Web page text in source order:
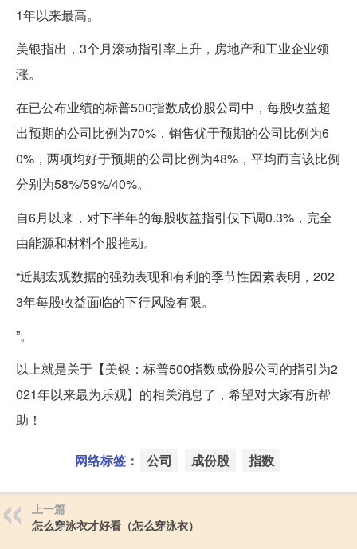
1年以来最高。
美银指出，3个月滚动指引率上升，房地产和工业企业领
涨。
在已公布业绩的标普500指数成份股公司中，每股收益超
出预期的公司比例为70%，销售优于预期的公司比例为6
0%，两项均好于预期的公司比例为48%，平均而言该比例
分别为58%/59%/40%。
自6月以来，对下半年的每股收益指引仅下调0.3%，完全
由能源和材料个股推动。
“近期宏观数据的强劲表现和有利的季节性因素表明，202
3年每股收益面临的下行风险有限。
”。
以上就是关于【美银：标普500指数成份股公司的指引为2
021年以来最为乐观】的相关消息了，希望对大家有所帮
助！
网络标签： 公司 成份股 指数
上一篇
怎么穿泳衣才好看（怎么穿泳衣）